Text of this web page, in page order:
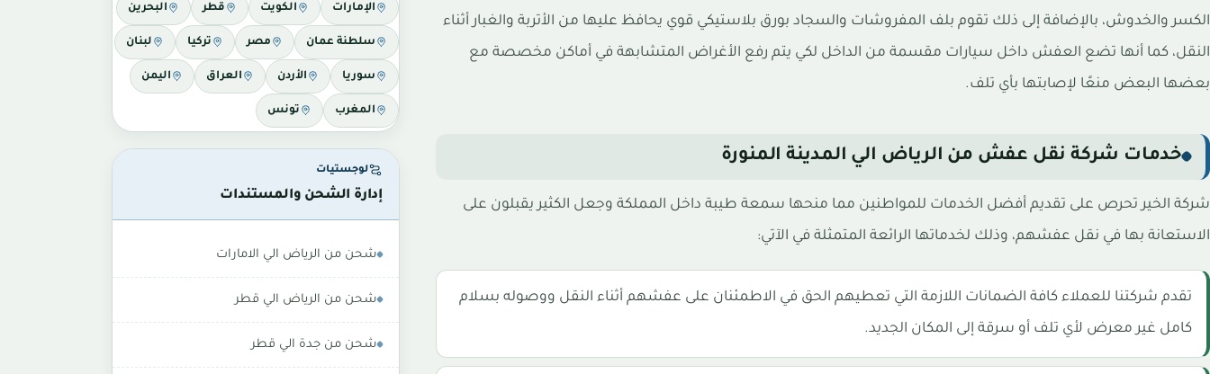
الكسر والخدوش، بالإضافة إلى ذلك تقوم بلف المفروشات والسجاد بورق بلاستيكي قوي يحافظ عليها من الأتربة والغبار أثناء
النقل، كما أنها تضع العفش داخل سيارات مقسمة من الداخل لكي يتم رفع الأغراض المتشابهة في أماكن مخصصة مع
بعضها البعض منعًا لإصابتها بأي تلف.
خدمات شركة نقل عفش من الرياض الي المدينة المنورة
شركة الخير تحرص على تقديم أفضل الخدمات للمواطنين مما منحها سمعة طيبة داخل المملكة وجعل الكثير يقبلون على
الاستعانة بها في نقل عفشهم، وذلك لخدماتها الرائعة المتمثلة في الآتي:
تقدم شركتنا للعملاء كافة الضمانات اللازمة التي تعطيهم الحق في الاطمئنان على عفشهم أثناء النقل ووصوله بسلام
كامل غير معرض لأي تلف أو سرقة إلى المكان الجديد.
الإمارات الكويت قطر البحرين
سلطنة عمان مصر تركيا لبنان
سوريا الأردن العراق اليمن
المغرب تونس
لوجستيات
إدارة الشحن والمستندات
شحن من الرياض الي الامارات
شحن من الرياض الي قطر
شحن من جدة الي قطر